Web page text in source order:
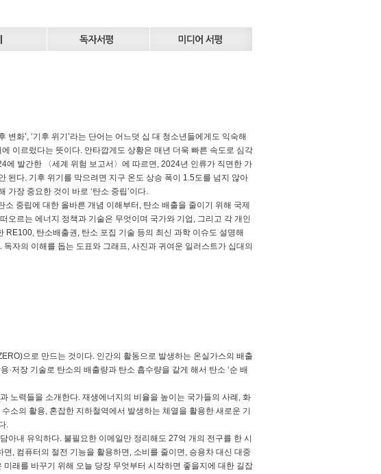
변화’, ‘기후 위기’라는 단어는 어느덧 십 대 청소년들에게도 익숙해
이르렀다는 뜻이다. 안타깝게도 상황은 매년 더욱 빠른 속도로 심각
발간한 〈세계 위험 보고서〉에 따르면, 2024년 인류가 직면한 가
된다. 기후 위기를 막으려면 지구 온도 상승 폭이 1.5도를 넘지 않아
가장 중요한 것이 바로 ‘탄소 중립’이다.
중립에 대한 올바른 개념 이해부터, 탄소 배출을 줄이기 위해 국제
오르는 에너지 정책과 기술은 무엇이며 국가와 기업, 그리고 각 개인
탄소배출권, 탄소 포집 기술 등의 최신 과학 이슈도 설명해
자의 이해를 돕는 도표와 그래프, 사진과 귀여운 일러스트가 십대의
으로 만드는 것이다. 인간의 활동으로 발생하는 온실가스의 배출
저장 기술로 탄소의 배출량과 탄소 흡수량을 같게 해서 탄소 ‘순 배
노력들을 소개한다. 재생에너지의 비율을 높이는 국가들의 사례, 화
소의 활용, 혼잡한 지하철역에서 발생하는 체열을 활용한 새로운 기
.
내 유익하다. 불필요한 이메일만 정리해도 27억 개의 전구를 한 시
, 컴퓨터의 절전 기능을 활용하면, 소비를 줄이면, 승용차 대신 대중
래를 바꾸기 위해 오늘 당장 무엇부터 시작하면 좋을지에 대한 길잡